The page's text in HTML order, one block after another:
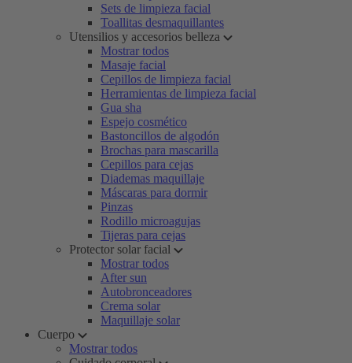
Sets de limpieza facial
Toallitas desmaquillantes
Utensilios y accesorios belleza
Mostrar todos
Masaje facial
Cepillos de limpieza facial
Herramientas de limpieza facial
Gua sha
Espejo cosmético
Bastoncillos de algodón
Brochas para mascarilla
Cepillos para cejas
Diademas maquillaje
Máscaras para dormir
Pinzas
Rodillo microagujas
Tijeras para cejas
Protector solar facial
Mostrar todos
After sun
Autobronceadores
Crema solar
Maquillaje solar
Cuerpo
Mostrar todos